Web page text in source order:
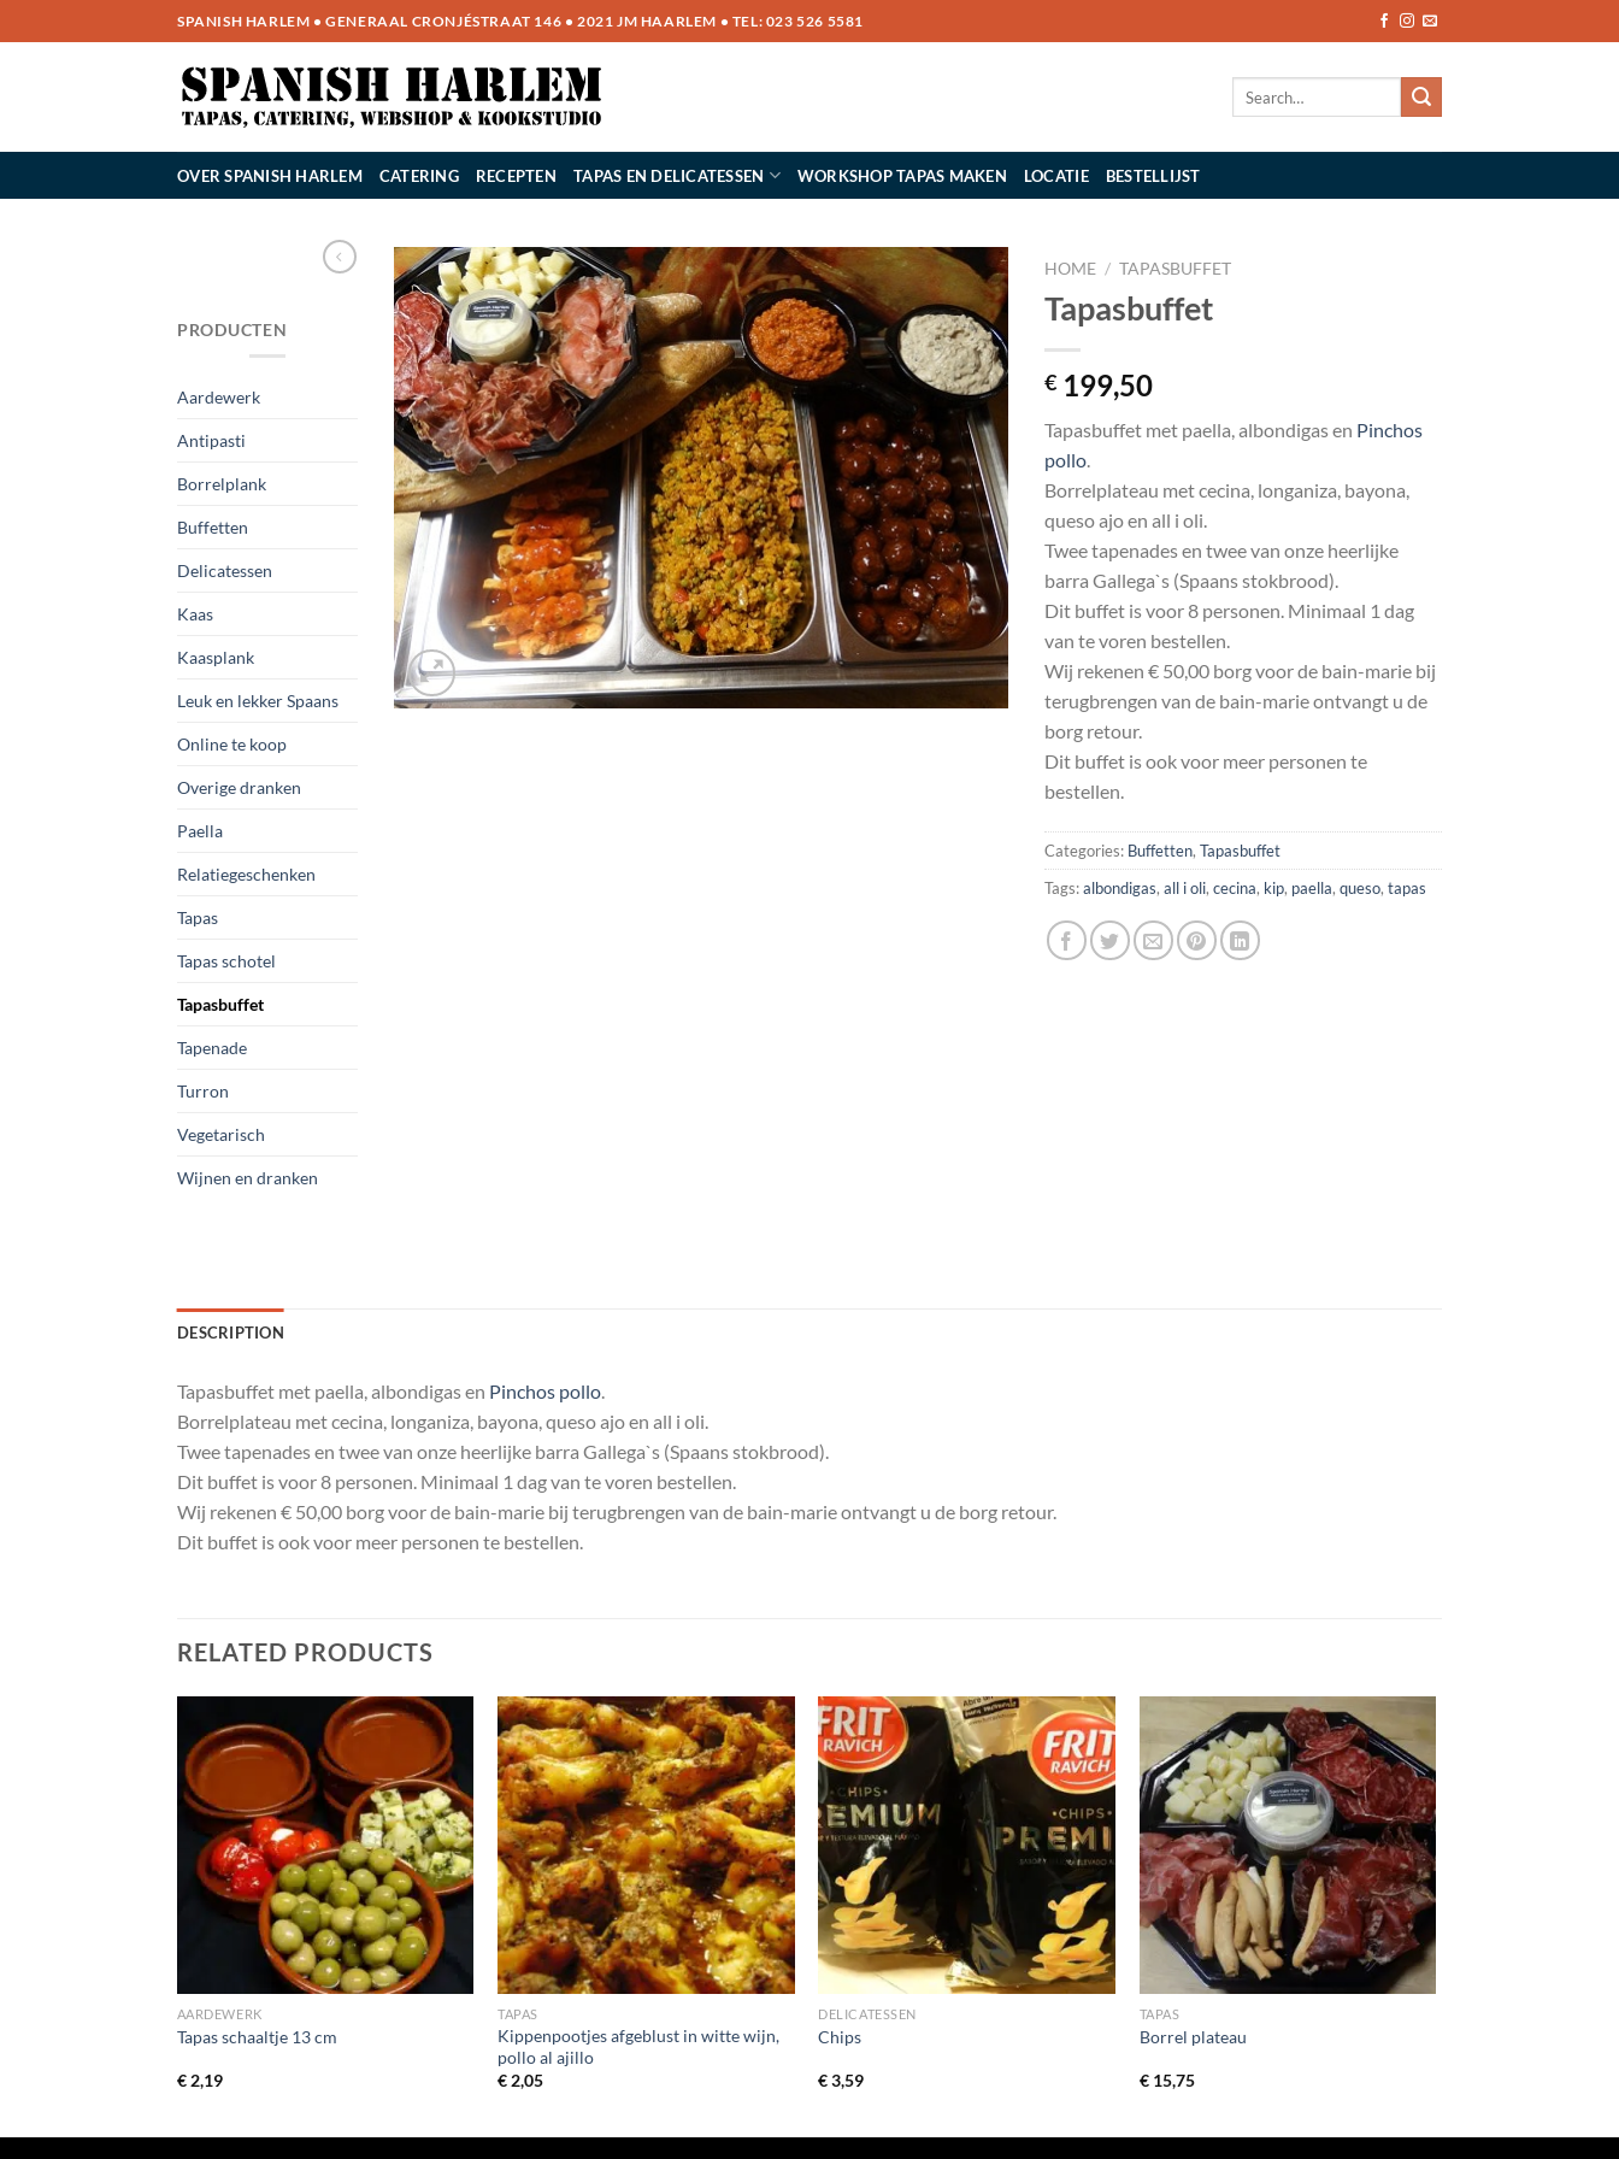
naar
SPANISH HARLEM • GENERAAL CRONJÉSTRAAT 146 • 2021 JM HAARLEM • TEL: 023 526 5581
OVER SPANISH HARLEM CATERING RECEPTEN TAPAS EN DELICATESSEN WORKSHOP TAPAS MAKEN LOCATIE BESTELLIJST
PRODUCTEN
Aardewerk
Antipasti
Borrelplank
Buffetten
Delicatessen
Kaas
Kaasplank
Leuk en lekker Spaans
Online te koop
Overige dranken
Paella
Relatiegeschenken
Tapas
Tapas schotel
Tapasbuffet
Tapenade
Turron
Vegetarisch
Wijnen en dranken
HOME / TAPASBUFFET
Tapasbuffet
€ 199,50
Tapasbuffet met paella, albondigas en Pinchos
pollo
Borrelplateau met cecina, longaniza, bayona,
queso ajo en all i oli.
Twee tapenades en twee van onze heerlijke
barra Gallega`s (Spaans stokbrood).
Dit buffet is voor 8 personen. Minimaal 1 dag
van te voren bestellen.
Wij rekenen € 50,00 borg voor de bain-marie bij
terugbrengen van de bain-marie ontvangt u de
borg retour.
Dit buffet is ook voor meer personen te
bestellen.
Categories: Buffetten, Tapasbuffet
Tags:albondigas, all i oli, cecina, kip, paella, queso, tapas
DESCRIPTION
Tapasbuffet met paella, albondigas en Pinchos pollo.
Borrelplateau met cecina, longaniza, bayona, queso ajo en all i oli.
Twee tapenades en twee van onze heerlijke barra Gallega`s (Spaans stokbrood).
Dit buffet is voor 8 personen. Minimaal 1 dag van te voren bestellen.
Wij rekenen € 50,00 borg voor de bain-marie bij terugbrengen van de bain-marie ontvangt u de borg retour.
Dit buffet is ook voor meer personen te bestellen.
RELATED PRODUCTS
AARDEWERK
Tapas schaaltje 13 cm
€2,19
TAPAS
Kippenpootjes afgeblust in witte wijn,
pollo al ajillo
€ 2,05
DELICATESSEN
Chips
€3,59
TAPAS
Borrel plateau
€15,75